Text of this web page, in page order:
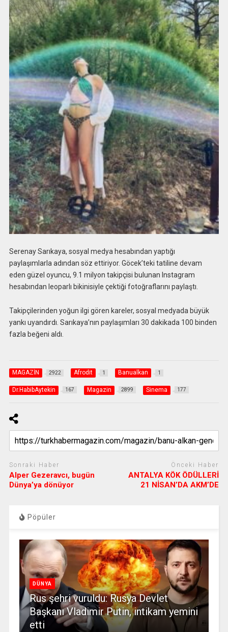
Serenay Sarıkaya, sosyal medya hesabından yaptığı
paylaşımlarla adından söz ettiriyor. Göcek’teki tatiline devam
eden güzel oyuncu, 9.1 milyon takipçisi bulunan Instagram
hesabından leoparlı bikinisiyle çektiği fotoğraflarını paylaştı.
Takipçilerinden yoğun ilgi gören kareler, sosyal medyada büyük
yankı uyandırdı. Sarıkaya’nın paylaşımları 30 dakikada 100 binden
fazla beğeni aldı.
MAGAZİN 2922 Afrodit 1 Banualkan 1
Dr.HabibAytekin 167 Magazin 2899 Sinema 177
Sonraki Haber
Alper Gezeravcı, bugün
Dünya’ya dönüyor
Önceki Haber
ANTALYA KÖK ÖDÜLLERİ
21 NİSAN’DA AKM’DE
Pöpüler
DÜNYA
Rus şehri vuruldu: Rusya Devlet
Başkanı Vladimir Putin, intikam yemini
etti